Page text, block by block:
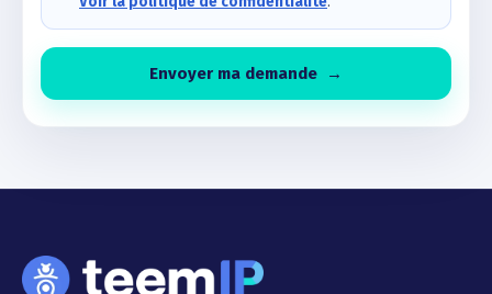
Envoyer ma demande